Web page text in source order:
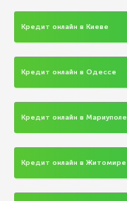
Кредит онлайн в Киеве
Кредит онлайн в Одессе
Кредит онлайн в Мариуполе
Кредит онлайн в Житомире